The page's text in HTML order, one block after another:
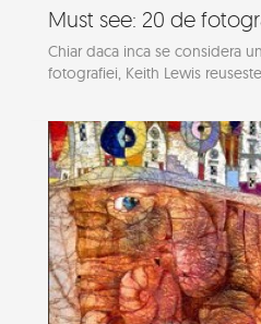
Must see: 20 de
Chiar daca inca se considera
fotografiei, Keith Lewis